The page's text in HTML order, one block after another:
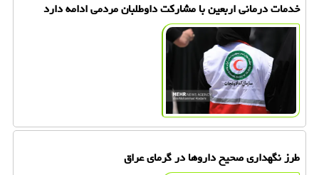
خدمات درمانی اربعین با مشارکت داوطلبان مردمی ادامه دارد
طرز نگهداری صحیح داروها در گرمای عراق